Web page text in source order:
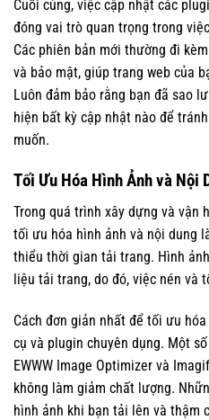
Cuối cùng, việc cập nhật các
đóng vai trò quan trọng trong
Các phiên bản mới thường đi
và bảo mật, giúp trang web của
Luôn đảm bảo rằng bạn đã sao
hiện bất kỳ cập nhật nào để
muốn.
Tối Ưu Hóa Hình Ảnh và Nội
Trong quá trình xây dựng và vận
tối ưu hóa hình ảnh và nội dung
thiểu thời gian tải trang. Hình
liệu tải trang, do đó, việc nén và
Cách đơn giản nhất để tối ưu
cụ và plugin chuyên dụng. Một
EWWW Image Optimizer và
không làm giảm chất lượng.
hình ảnh khi bạn tải lên và thậm